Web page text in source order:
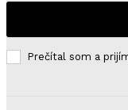
Prečítal som a